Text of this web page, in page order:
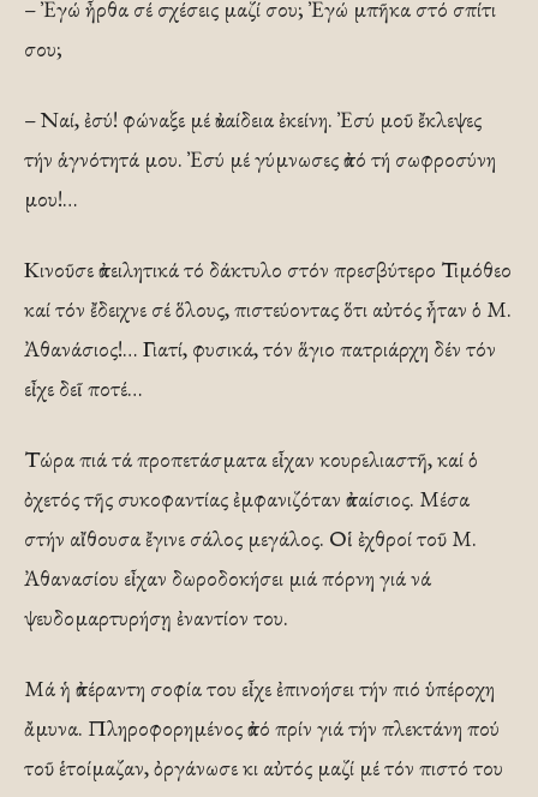
– Ἐγώ ἦρθα σέ σχέσεις μαζί σου; Ἐγώ μπῆκα στό σπίτι
σου;
– Ναί, ἐσύ! φώναξε μέ ἀναίδεια ἐκείνη. Ἐσύ μοῦ ἔκλεψες
τήν ἁγνότητά μου. Ἐσύ μέ γύμνωσες ἀπό τή σωφροσύνη
μου!…
Κινοῦσε ἀπειλητικά τό δάκτυλο στόν πρεσβύτερο Τιμόθεο
καί τόν ἔδειχνε σέ ὅλους, πιστεύοντας ὅτι αὐτός ἦταν ὁ Μ.
Ἀθανάσιος!… Γιατί, φυσικά, τόν ἅγιο πατριάρχη δέν τόν
εἶχε δεῖ ποτέ…
Τώρα πιά τά προπετάσματα εἶχαν κουρελιαστῆ, καί ὁ
ὀχετός τῆς συκοφαντίας ἐμφανιζόταν ἀπαίσιος. Μέσα
στήν αἴθουσα ἔγινε σάλος μεγάλος. Οἱ ἐχθροί τοῦ Μ.
Ἀθανασίου εἶχαν δωροδοκήσει μιά πόρνη γιά νά
ψευδομαρτυρήσῃ ἐναντίον του.
Μά ἡ ἀπέραντη σοφία του εἶχε ἐπινοήσει τήν πιό ὑπέροχη
ἄμυνα. Πληροφορημένος ἀπό πρίν γιά τήν πλεκτάνη πού
τοῦ ἑτοίμαζαν, ὀργάνωσε κι αὐτός μαζί μέ τόν πιστό του